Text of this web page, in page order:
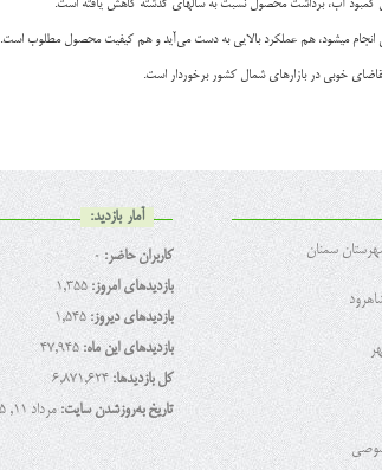
انجام میشود، هم عملکرد بالایی به دست می‌آید و هم کیفیت محصول مطلوب است.
خوبی در بازارهای شمال کشور برخوردار است.
آمار بازدید:
کاربران حاضر: 0
بازدیدهای امروز:1,355
بازدیدهای دیروز:1,545
بازدیدهای این ماه:47,945
کل بازدیدها:6,871,624
تاریخ به‌روزشدن سایت:مرداد ۱۱, ۱۴۰۵
سمنان